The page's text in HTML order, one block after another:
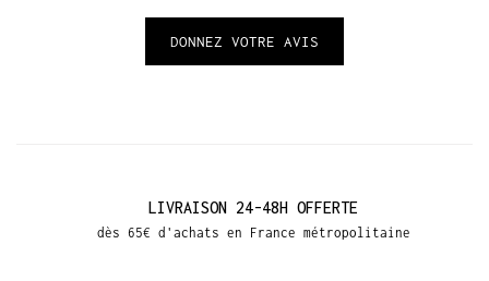
DONNEZ VOTRE AVIS
LIVRAISON 24-48H OFFERTE
dès 65€ d'achats en France métropolitaine